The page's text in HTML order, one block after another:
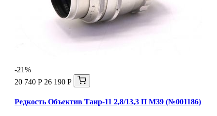
-21%
20 740 Р 26 190 Р
Редкость Объектив Таир-11 2,8/13,3 П М39 (№001186)